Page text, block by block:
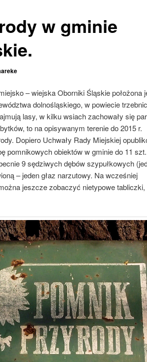
w gminie
– wiejska Oborniki Śląskie położona
dolnośląskiego, w powiecie
lasy, w kilku wsiach zachowały się
to na opisywanym terenie do 2015 r.
Dopiero Uchwały Rady Miejskiej
pomnikowych obiektów w gminie do 11 szt.
9 sędziwych dębów szypułkowych
– jeden głaz narzutowy. Na wcześniej
jeszcze zobaczyć nietypowe